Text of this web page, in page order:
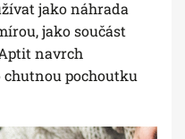
jako náhrada
jako součást
navrch
pochoutku